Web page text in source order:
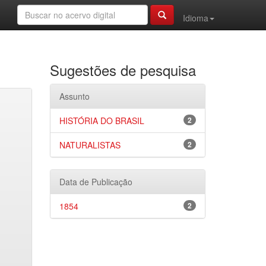
Idioma
Sugestões de pesquisa
Assunto
2
HISTÓRIA DO BRASIL
2
NATURALISTAS
Data de Publicação
2
1854